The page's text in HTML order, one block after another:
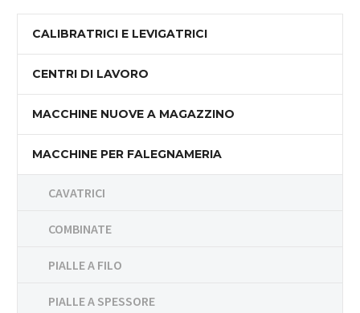
CALIBRATRICI E LEVIGATRICI
CENTRI DI LAVORO
MACCHINE NUOVE A MAGAZZINO
MACCHINE PER FALEGNAMERIA
CAVATRICI
COMBINATE
PIALLE A FILO
PIALLE A SPESSORE